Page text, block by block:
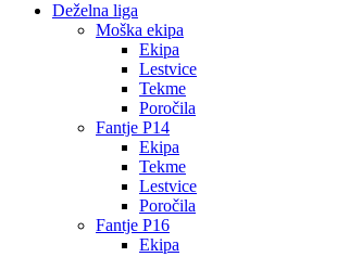
Deželna liga
Moška ekipa
Ekipa
Lestvice
Tekme
Poročila
Fantje P14
Ekipa
Tekme
Lestvice
Poročila
Fantje P16
Ekipa